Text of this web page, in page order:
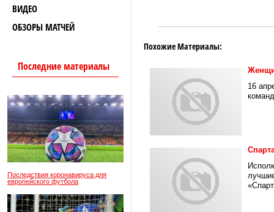
ВИДЕО
ОБЗОРЫ МАТЧЕЙ
Последние материалы
Последствия коронавируса для
европейского футбола
Похожие Материалы:
16